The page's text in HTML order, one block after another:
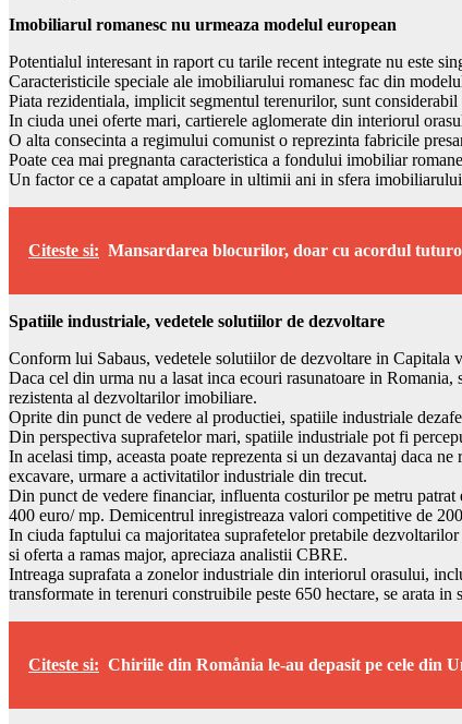
Imobiliarul romanesc nu urmeaza modelul european
Potentialul interesant in raport cu tarile recent integrate nu este
Caracteristicile speciale ale imobiliarului romanesc fac din
Piata rezidentiala, implicit segmentul terenurilor, sunt
In ciuda unei oferte mari, cartierele aglomerate din interiorul
O alta consecinta a regimului comunist o reprezinta fabricile
Poate cea mai pregnanta caracteristica a fondului imobiliar
Un factor ce a capatat amploare in ultimii ani in sfera
Citeste si: Mansardarea blocurilor, doar cu acordul
Spatiile industriale, vedetele solutiilor de dezvoltare
Conform lui Sabaus, vedetele solutiilor de dezvoltare in
Daca cel din urma nu a lasat inca ecouri rasunatoare in
rezistenta al dezvoltarilor imobiliare.
Oprite din punct de vedere al productiei, spatiile industriale
Din perspectiva suprafetelor mari, spatiile industriale pot fi
In acelasi timp, aceasta poate reprezenta si un dezavantaj daca
excavare, urmare a activitatilor industriale din trecut.
Din punct de vedere financiar, influenta costurilor pe metru
400 euro/ mp. Demicentrul inregistreaza valori competitive de
In ciuda faptului ca majoritatea suprafetelor pretabile
si oferta a ramas major, apreciaza analistii CBRE.
Intreaga suprafata a zonelor industriale din interiorul orasului,
transformate in terenuri construibile peste 650 hectare, se arata in
Citeste si: Chiriile din Romånia le-au depasit pe cele din